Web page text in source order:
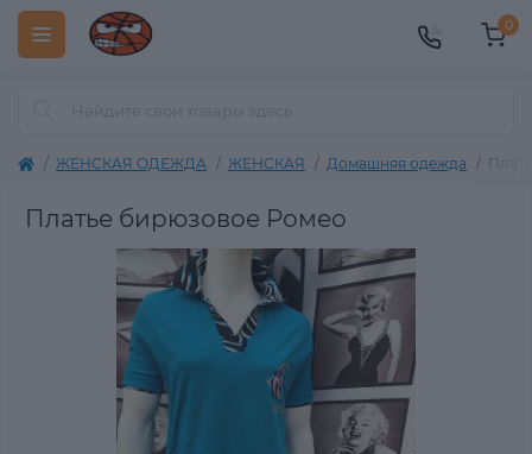
0
ЖЕНСКАЯ ОДЕЖДА ЖЕНСКАЯ Домашняя одежда
Платье бирюзовое Ромео